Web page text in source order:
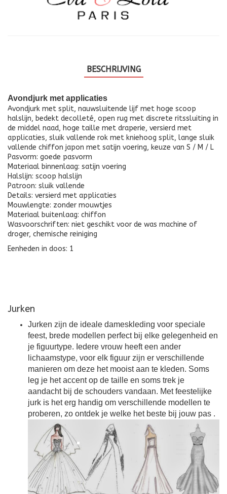
BESCHRIJVING
Avondjurk met applicaties
Avondjurk met split, nauwsluitende lijf met hoge scoop
halslijn, bedekt decolleté, open rug met discrete ritssluiting in
de middel naad, hoge taille met draperie, versierd met
applicaties, sluik vallende rok met kniehoog split, lange sluik
vallende chiffon japon met satijn voering, keuze van S / M / L
Pasvorm: goede pasvorm
Materiaal binnenlaag: satijn voering
Halslijn: scoop halslijn
Patroon: sluik vallende
Details: versierd met applicaties
Mouwlengte: zonder mouwtjes
Materiaal buitenlaag: chiffon
Wasvoorschriften: niet geschikt voor de was machine of
droger, chemische reiniging
Eenheden in doos: 1
Jurken
Jurken zijn de ideale dameskleding voor speciale
feest, brede modellen perfect bij elke gelegenheid en
je figuurtype. Iedere vrouw heeft een ander
lichaamstype, voor elk figuur zijn er verschillende
manieren om deze het mooist aan te kleden. Soms
leg je het accent op de taille en soms trek je
aandacht bij de schouders vandaan. Met feestelijke
jurk is het erg handig om verschillende modellen te
proberen, zo ontdek je welke het beste bij jouw pas .